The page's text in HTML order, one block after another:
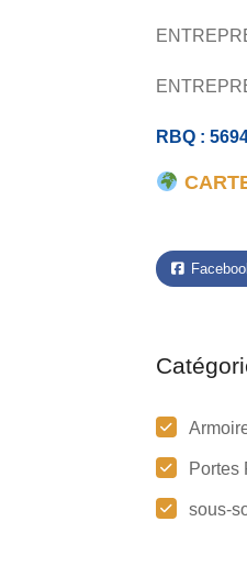
RBQ :
Portes
sous-